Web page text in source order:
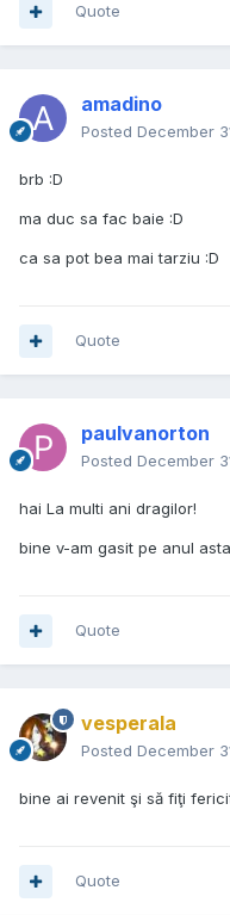
Quote
amadino
Posted December
brb :D
ma duc sa fac baie :D
ca sa pot bea mai tarziu :D
Quote
paulvanorton
Posted December
hai La multi ani dragilor!
bine v-am gasit pe anul
Quote
vesperala
Posted December
bine ai revenit şi să fiţi
Quote